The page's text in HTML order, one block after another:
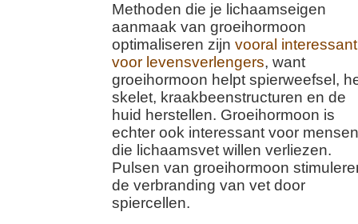
Methoden die je lichaamseigen
aanmaak van groeihormoon
optimaliseren zijn vooral interessant
voor levensverlengers, want
groeihormoon helpt spierweefsel,
skelet, kraakbeenstructuren en de
huid herstellen. Groeihormoon is
echter ook interessant voor mensen
die lichaamsvet willen verliezen.
Pulsen van groeihormoon
de verbranding van vet door
spiercellen.